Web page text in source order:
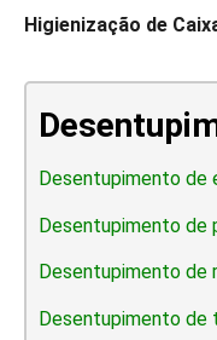
Higienização de
Desentupimento de
Desentupimento de
Desentupimento de
Desentupimento de